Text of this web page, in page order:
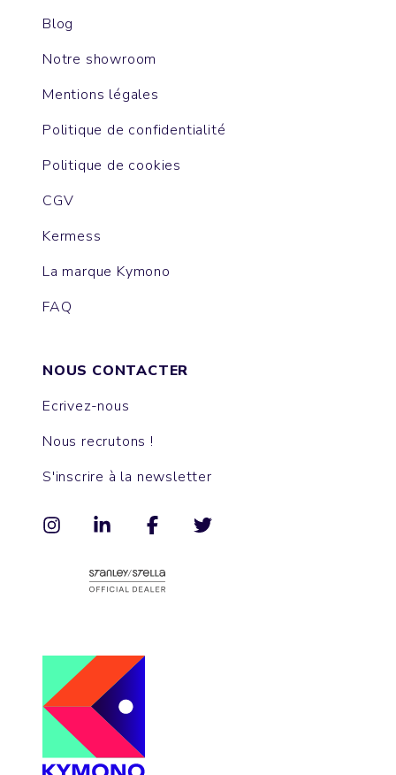
Blog
Notre showroom
Mentions légales
Politique de confidentialité
Politique de cookies
CGV
Kermess
La marque Kymono
FAQ
NOUS CONTACTER
Ecrivez-nous
Nous recrutons !
S'inscrire à la newsletter